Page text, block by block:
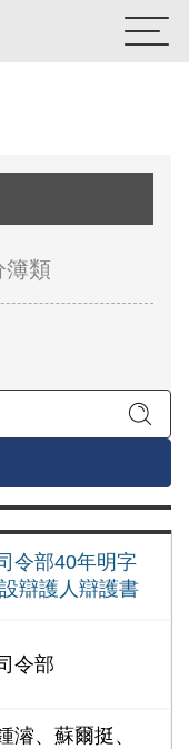
簿類
令部40年明字
辯護人辯護書
令部
濬、蘇爾挺、